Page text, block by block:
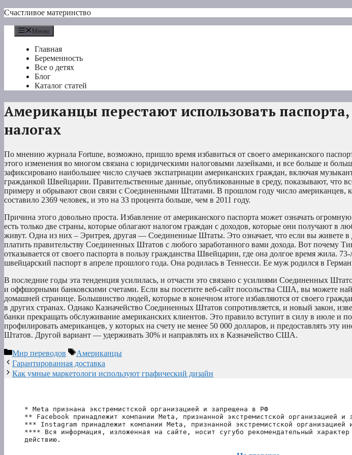
Перейти
содержимому
Счастливое материнство
Меню
Главная
Беременность
Все о детях
Блог
Каталог статей
Американцы перестают использовать
налогах
По мнению журнала Fortune, возможно, пришло время избавиться от своего американского
этого изменения во многом связана с юридическими налоговыми лазейками, и все больше и
зафиксировано наибольшее число случаев экспатриации американских граждан, включая
гражданкой Швейцарии. Правительственные данные, опубликованные в среду, показывают, что
примеру и обрывают свои связи с Соединенными Штатами. В прошлом году число американцев,
составило 2369 человек, и это на 33 процента больше, чем в 2011 году.
Причина этого довольно проста. Избавление от американского паспорта может означать
есть только две страны, которые облагают налогом граждан с доходов, которые они получают в
живут. Одна из них – Эритрея, другая — Соединенные Штаты. Это означает, что если вы живете в
платить правительству Соединенных Штатов с любого заработанного вами дохода. Вот почему
отказывается от своего паспорта в пользу гражданства Швейцарии, где она долгое время жила.
швейцарский паспорт в апреле прошлого года. Она родилась в Теннесси. Ее муж родился в
В последние годы эта тенденция усилилась, и отчасти это связано с усилиями Соединенных
и оффшорными банковскими счетами. Если вы посетите веб-сайт посольства США, вы можете
домашней странице. Большинство людей, которые в конечном итоге избавляются от своего
в других странах. Однако Казначейство Соединенных Штатов сопротивляется, и новый закон,
банки прекращать обслуживание американских клиентов. Это правило вступит в силу в июле и
профилировать американцев, у которых на счету не менее 50 000 долларов, и предоставлять
Штатов. Другой вариант — удерживать 30% и направлять их в Казначейство США.
Рубрики
Мир переводов Метки
Американцы
Гарантированная доставка
Как умные маркетологи используют графический дизайн
* Meta признана экстремистской организацией и запрещена в РФ
** Facebook принадлежит компании Meta, признанной экстремистской организацией и
*** Instagram принадлежит компании Meta, признанной экстремистской организацией
**** Вся информация, изложенная на сайте, носит сугубо рекомендательный
действию.